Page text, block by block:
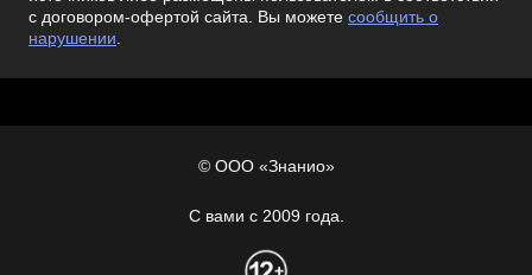
с договором-офертой сайта. Вы можете сообщить о
нарушении.
© ООО «Знанио»
С вами с 2009 года.